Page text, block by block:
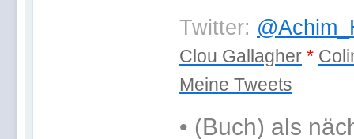
Twitter:
Clou Gallagher *
Meine Tweets
• (Buch) als